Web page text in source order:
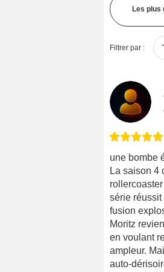
Les plus
Filtrer par :
une bombe
La saison 4
série
fusion
Moritz
en voulant
ampleur.
auto-